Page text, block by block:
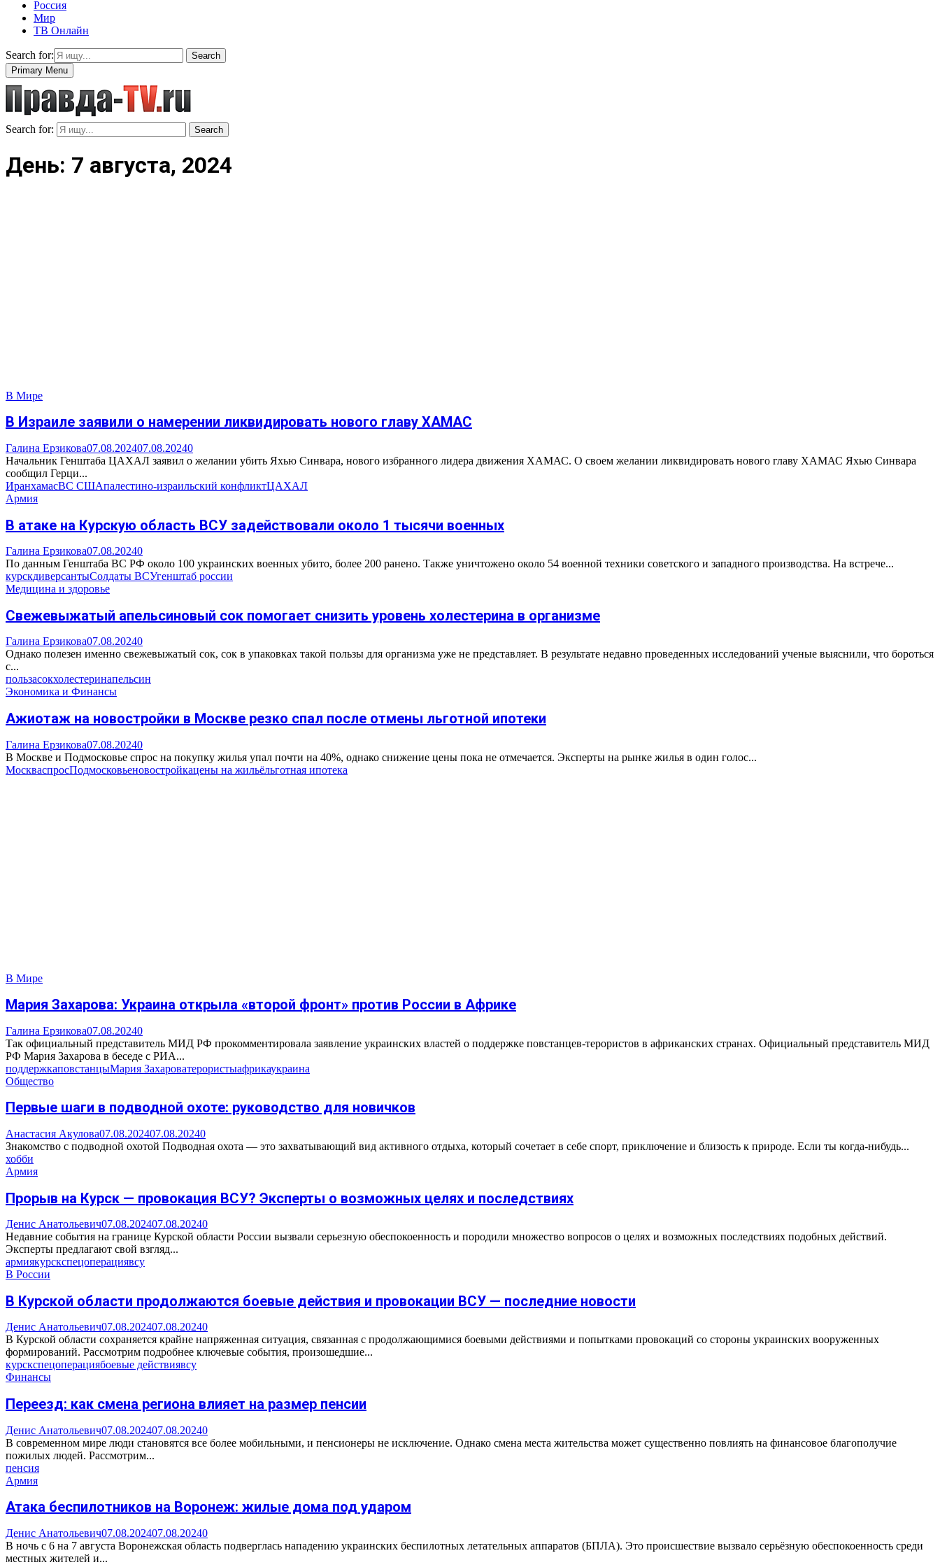
Россия
Мир
ТВ Онлайн
Search for:
Search
Primary Menu
Search for: Search
День: 7 августа, 2024
В Мире
В Израиле заявили о намерении ликвидировать нового главу ХАМАС
Галина Ерзикова07.08.202407.08.20240
Начальник Генштаба ЦАХАЛ заявил о желании убить Яхью Синвара, нового избранного лидера движения ХАМАС. О своем желании ликвидировать нового главу ХАМАС Яхью Синвара
сообщил Герци...
ИранхамасВС СШАпалестино-израильский конфликтЦАХАЛ
Армия
В атаке на Курскую область ВСУ задействовали около 1 тысячи военных
Галина Ерзикова07.08.20240
По данным Генштаба ВС РФ около 100 украинских военных убито, более 200 ранено. Также уничтожено около 54 военной техники советского и западного производства. На встрече...
курскдиверсантыСолдаты ВСУгенштаб россии
Медицина и здоровье
Свежевыжатый апельсиновый сок помогает снизить уровень холестерина в организме
Галина Ерзикова07.08.20240
Однако полезен именно свежевыжатый сок, сок в упаковках такой пользы для организма уже не представляет. В результате недавно проведенных исследований ученые выяснили, что бороться
с...
пользасокхолестеринапельсин
Экономика и Финансы
Ажиотаж на новостройки в Москве резко спал после отмены льготной ипотеки
Галина Ерзикова07.08.20240
В Москве и Подмосковье спрос на покупку жилья упал почти на 40%, однако снижение цены пока не отмечается. Эксперты на рынке жилья в один голос...
МоскваспросПодмосковьеновостройкацены на жильёльготная ипотека
В Мире
Мария Захарова: Украина открыла «второй фронт» против России в Африке
Галина Ерзикова07.08.20240
Так официальный представитель МИД РФ прокомментировала заявление украинских властей о поддержке повстанцев-терористов в африканских странах. Официальный представитель МИД
РФ Мария Захарова в беседе с РИА...
поддержкаповстанцыМария Захароватерористыафрикаукраина
Общество
Первые шаги в подводной охоте: руководство для новичков
Анастасия Акулова07.08.202407.08.20240
Знакомство с подводной охотой Подводная охота — это захватывающий вид активного отдыха, который сочетает в себе спорт, приключение и близость к природе. Если ты когда-нибудь...
хобби
Армия
Прорыв на Курск — провокация ВСУ? Эксперты о возможных целях и последствиях
Денис Анатольевич07.08.202407.08.20240
Недавние события на границе Курской области России вызвали серьезную обеспокоенность и породили множество вопросов о целях и возможных последствиях подобных действий.
Эксперты предлагают свой взгляд...
армиякурскспецоперациявсу
В России
В Курской области продолжаются боевые действия и провокации ВСУ — последние новости
Денис Анатольевич07.08.202407.08.20240
В Курской области сохраняется крайне напряженная ситуация, связанная с продолжающимися боевыми действиями и попытками провокаций со стороны украинских вооруженных
формирований. Рассмотрим подробнее ключевые события, произошедшие...
курскспецоперациябоевые действиявсу
Финансы
Переезд: как смена региона влияет на размер пенсии
Денис Анатольевич07.08.202407.08.20240
В современном мире люди становятся все более мобильными, и пенсионеры не исключение. Однако смена места жительства может существенно повлиять на финансовое благополучие
пожилых людей. Рассмотрим...
пенсия
Армия
Атака беспилотников на Воронеж: жилые дома под ударом
Денис Анатольевич07.08.202407.08.20240
В ночь с 6 на 7 августа Воронежская область подверглась нападению украинских беспилотных летательных аппаратов (БПЛА). Это происшествие вызвало серьёзную обеспокоенность среди
местных жителей и...